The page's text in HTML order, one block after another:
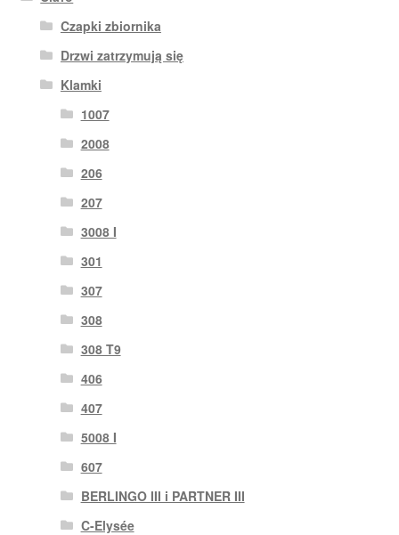
Czapki zbiornika
Drzwi zatrzymują się
Klamki
1007
2008
206
207
3008 I
301
307
308
308 T9
406
407
5008 I
607
BERLINGO III i PARTNER III
C-Elysée